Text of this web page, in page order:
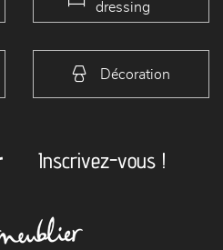
dressing
Décoration
Inscrivez-vous !